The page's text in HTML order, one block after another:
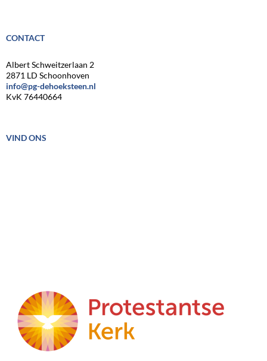
CONTACT
Albert Schweitzerlaan 2
2871 LD Schoonhoven
info@pg-dehoeksteen.nl
KvK 76440664
VIND ONS